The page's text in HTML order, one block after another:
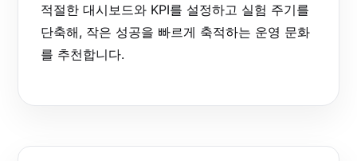
적절한 대시보드와 KPI를 설정하고 실험 주기를
단축해, 작은 성공을 빠르게 축적하는 운영 문화
를 추천합니다.